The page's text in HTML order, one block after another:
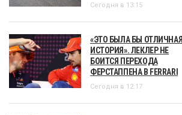
Сегодня в 13:15
«ЭТО БЫЛА БЫ ОТЛИЧНАЯ
ИСТОРИЯ». ЛЕКЛЕР НЕ
БОИТСЯ ПЕРЕХОДА
ФЕРСТАППЕНА В FERRARI
Сегодня в 12:17